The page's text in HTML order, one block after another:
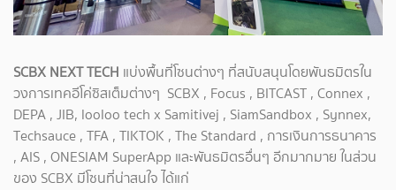
SCBX NEXT TECH แบ่งพื้นที่โซนต่างๆ ที่สนับสนุนโดยพันธมิตรใน
วงการเทคอีโค่ซิสเต็มต่างๆ SCBX , Focus , BITCAST , Connex ,
DEPA , JIB, looloo tech x Samitivej , SiamSandbox , Synnex,
Techsauce , TFA , TIKTOK , The Standard , การเงินการธนาคาร
, AIS , ONESIAM SuperApp และพันธมิตรอื่นๆ อีกมากมาย ในส่วน
ของ SCBX มีโซนที่น่าสนใจ ได้แก่